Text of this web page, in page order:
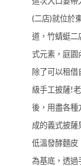
(二店)就位於
道，竹蜻蜓二
式元素，庭園
除了可以租
級手工披薩!
後，用盡各種
成的義式披
低溫發酵麵皮
為基底，透過